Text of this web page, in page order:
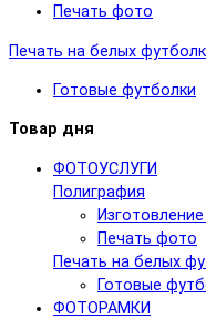
Печать фото
Печать на белых
Готовые футболки
Товар дня
ФОТОУСЛУГИ
Полиграфия
Печать фото
Печать на белых
Готовые
ФОТОРАМКИ